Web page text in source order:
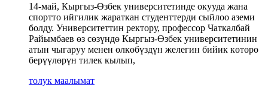
14-май, Кыргыз-Өзбек университетинде окууда жана
спортто ийгилик жараткан студенттерди сыйлоо аземи
болду. Университеттин ректору, профессор Чаткалбай
Райымбаев өз сөзүндө Кыргыз-Өзбек университетинин
атын чыгаруу менен өлкөбүздүн желегин бийик көтөрө
берүүлөрүн тилек кылып,
толук маалымат